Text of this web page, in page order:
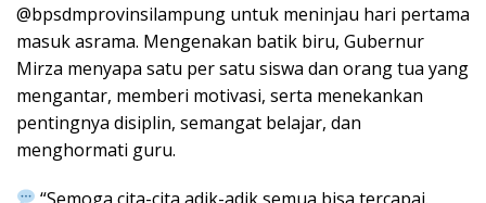
@bpsdmprovinsilampung untuk meninjau hari pertama
masuk asrama. Mengenakan batik biru, Gubernur
Mirza menyapa satu per satu siswa dan orang tua yang
mengantar, memberi motivasi, serta menekankan
pentingnya disiplin, semangat belajar, dan
menghormati guru.
“Semoga cita-cita adik-adik semua bisa tercapai.